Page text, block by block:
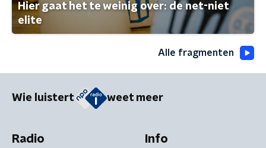
Hier gaat het te weinig over: de net-niet
elite
Alle fragmenten
Wie luistert weet meer
Radio Info